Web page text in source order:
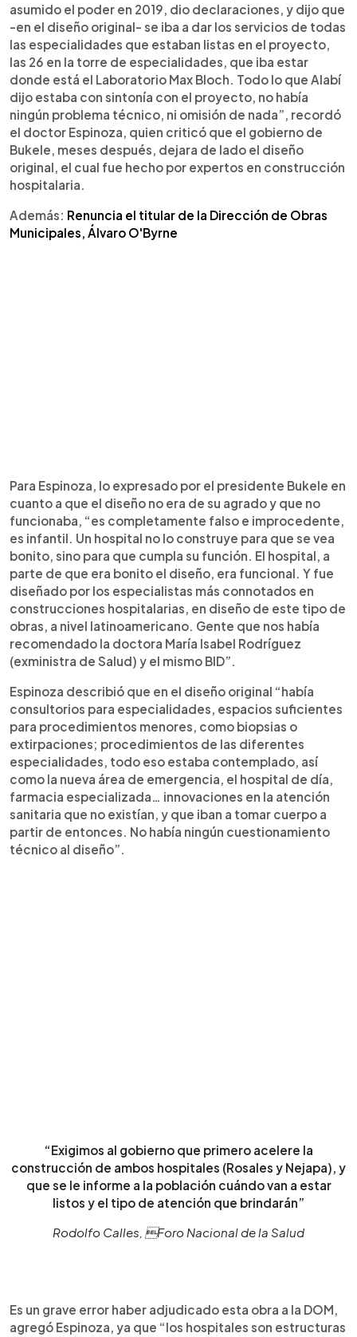
asumido el poder en 2019, dio declaraciones, y dijo que
-en el diseño original- se iba a dar los servicios de todas
las especialidades que estaban listas en el proyecto,
las 26 en la torre de especialidades, que iba estar
donde está el Laboratorio Max Bloch. Todo lo que Alabí
dijo estaba con sintonía con el proyecto, no había
ningún problema técnico, ni omisión de nada”, recordó
el doctor Espinoza, quien criticó que el gobierno de
Bukele, meses después, dejara de lado el diseño
original, el cual fue hecho por expertos en construcción
hospitalaria.
Además: Renuncia el titular de la Dirección de Obras
Municipales, Álvaro O'Byrne
Para Espinoza, lo expresado por el presidente Bukele en
cuanto a que el diseño no era de su agrado y que no
funcionaba, “es completamente falso e improcedente,
es infantil. Un hospital no lo construye para que se vea
bonito, sino para que cumpla su función. El hospital, a
parte de que era bonito el diseño, era funcional. Y fue
diseñado por los especialistas más connotados en
construcciones hospitalarias, en diseño de este tipo de
obras, a nivel latinoamericano. Gente que nos había
recomendado la doctora María Isabel Rodríguez
(exministra de Salud) y el mismo BID”.
Espinoza describió que en el diseño original “había
consultorios para especialidades, espacios suficientes
para procedimientos menores, como biopsias o
extirpaciones; procedimientos de las diferentes
especialidades, todo eso estaba contemplado, así
como la nueva área de emergencia, el hospital de día,
farmacia especializada… innovaciones en la atención
sanitaria que no existían, y que iban a tomar cuerpo a
partir de entonces. No había ningún cuestionamiento
técnico al diseño”.
“Exigimos al gobierno que primero acelere la
construcción de ambos hospitales (Rosales y Nejapa), y
que se le informe a la población cuándo van a estar
listos y el tipo de atención que brindarán”
Rodolfo Calles, Foro Nacional de la Salud
Es un grave error haber adjudicado esta obra a la DOM,
agregó Espinoza, ya que “los hospitales son estructuras